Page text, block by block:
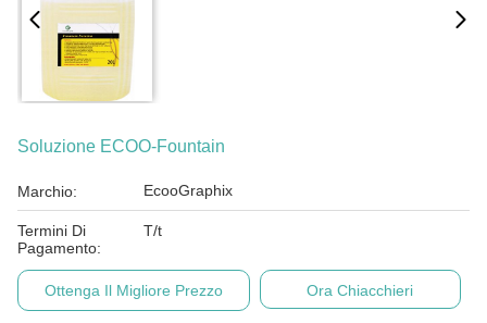
Soluzione ECOO-Fountain
Marchio: EcooGraphix
Termini Di
Pagamento:
T/t
Ottenga Il Migliore Prezzo Ora Chiacchieri